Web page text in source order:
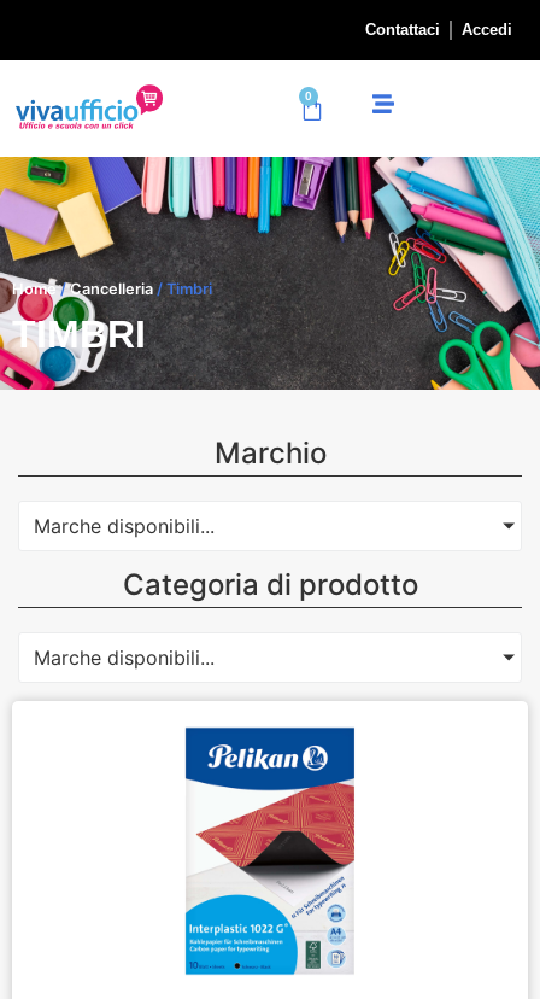
Contattaci Accedi
0
Home/Cancelleria / Timbri
TIMBRI
Marchio
Marche disponibili...
Categoria di prodotto
Marche disponibili...